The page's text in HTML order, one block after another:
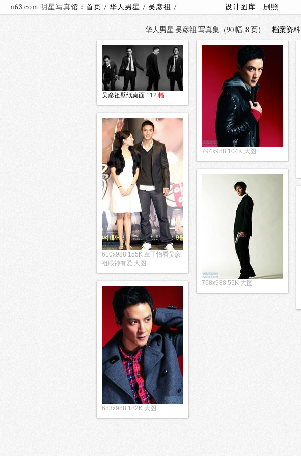
n63.com 明星写真馆： 首页 / 华人男星 / 吴彦祖 / 设计图库 剧照
华人男星 吴彦祖 写真集（90 幅, 8 页） 档案资料
吴彦祖壁纸桌面 112 幅
794x988 104K 大图
610x988 155K 章子怡看吴彦
祖眼神有爱 大图
768x988 55K 大图
683x988 182K 大图